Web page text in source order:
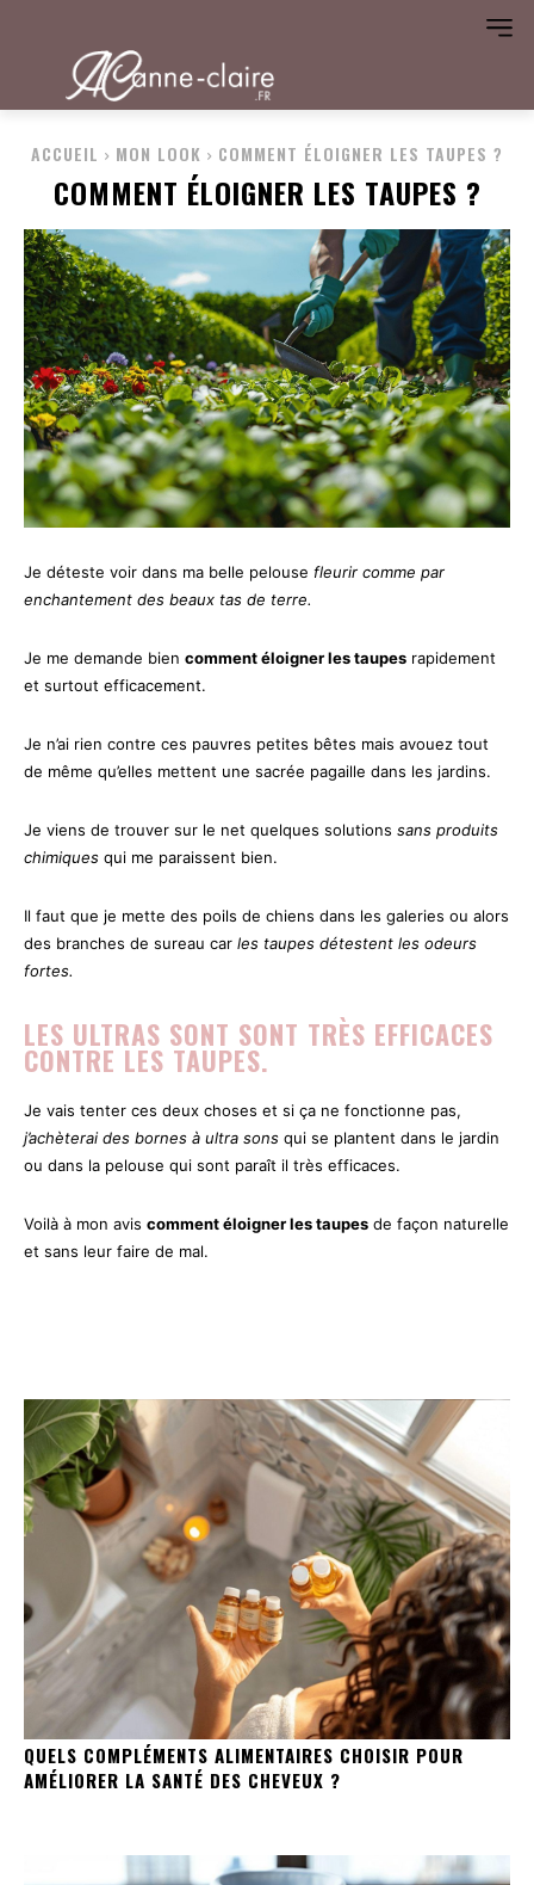
ACCUEIL MON LOOK COMMENT ÉLOIGNER LES TAUPES ?
COMMENT ÉLOIGNER LES TAUPES ?
Je déteste voir dans ma belle pelouse fleurir comme par
enchantement des beaux tas de terre.
Je me demande bien comment éloigner les taupes rapidement
et surtout efficacement.
Je n’ai rien contre ces pauvres petites bêtes mais avouez tout
de même qu’elles mettent une sacrée pagaille dans les jardins.
Je viens de trouver sur le net quelques solutions sans produits
chimiques qui me paraissent bien.
Il faut que je mette des poils de chiens dans les galeries ou alors
des branches de sureau car les taupes détestent les odeurs
fortes.
LES ULTRAS SONT SONT TRÈS EFFICACES
CONTRE LES TAUPES.
Je vais tenter ces deux choses et si ça ne fonctionne pas,
j’achèterai des bornes à ultra sons qui se plantent dans le jardin
ou dans la pelouse qui sont paraît il très efficaces.
Voilà à mon avis comment éloigner les taupes de façon naturelle
et sans leur faire de mal.
QUELS COMPLÉMENTS ALIMENTAIRES CHOISIR POUR
AMÉLIORER LA SANTÉ DES CHEVEUX ?